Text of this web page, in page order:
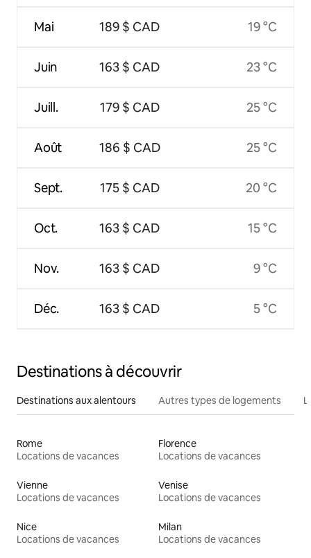
Mai
Juin
Juill.
Août
Sept.
Oct.
Nov.
Déc.
189 $ CAD
163 $ CAD
179 $ CAD
186 $ CAD
175 $ CAD
163 $ CAD
163 $ CAD
163 $ CAD
19 °C
23 °C
25 °C
25 °C
20 °C
15 °C
9 °C
5 °C
Destinations à découvrir
Destinations aux alentours Autres types de logements
Rome
Locations de vacances
Florence
Locations de vacances
Vienne
Locations de vacances
Venise
Locations de vacances
Nice
Locations de vacances
Milan
Locations de vacances